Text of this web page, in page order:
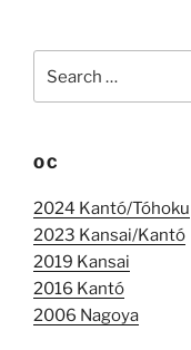
for:
OC
2024 Kantó/Tóhoku
2023 Kansai/Kantó
2019 Kansai
2016 Kantó
2006 Nagoya